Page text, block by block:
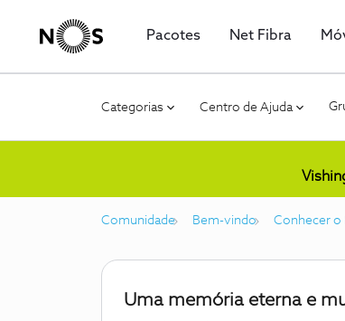
Pacotes Net Fibra
Categorias Centro de Ajuda
Comunidade Bem-vindo Conhecer o
Uma memória eterna e